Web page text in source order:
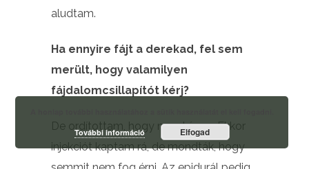
aludtam.
Ha ennyire fájt a derekad, fel sem
merült, hogy valamilyen
fájdalomcsillapítót kérj?
De ordítottam, hogy nem bírom. Ekkor
injekciót kaptam rá, de mondták, hogy
További információ
Elfogad